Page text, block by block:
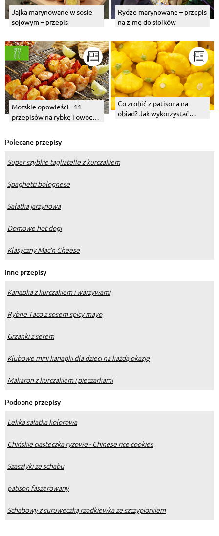
Jajka marynowane w sosie
sojowym – przepis
Rydze marynowane – przepis
na zimę do słoików
Morskie opowieści - 11
przepisów na rybkę i owoce
Co zrobić z patisona na
obiad? Jak wykorzystać
Polecane przepisy
Super szybkie tagliatelle z kurczakiem
Spaghetti bolognese
Sałatka jarzynowa
Domowe hot dogi
Klasyczny Mac’n Cheese
Inne przepisy
Kanapka z kurczakiem i warzywami
Rybne Taco z sosem spicy mayo
Grzanki z serem
Klubowe mini kanapki dla dzieci na każdą okazję
Makaron z kurczakiem i pieczarkami
Podobne przepisy
Lekka sałatka kolorowa
Chińskie ciasteczka ryżowe - Chinese rice cookies
Szaszłyki ze schabu
patison faszerowany
Schabowy z suruweczką rzodkiewka ze szczypiorkiem